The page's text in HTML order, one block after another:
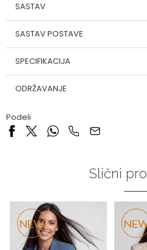
SASTAV
SASTAV POSTAVE
SPECIFIKACIJA
ODRŽAVANJE
Podeli
Slični